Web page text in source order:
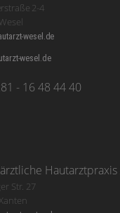
2-4
wesel.de
wesel.de
- 16 48 44 40
Hautarztpraxis
Str. 27